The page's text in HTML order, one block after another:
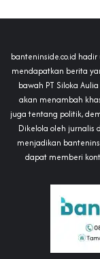
banteninside.co.id
mendapatkan berita
bawah PT Siloka
akan menambah
juga tentang politik,
Dikelola oleh jurnalis
menjadikan
dapat memberi